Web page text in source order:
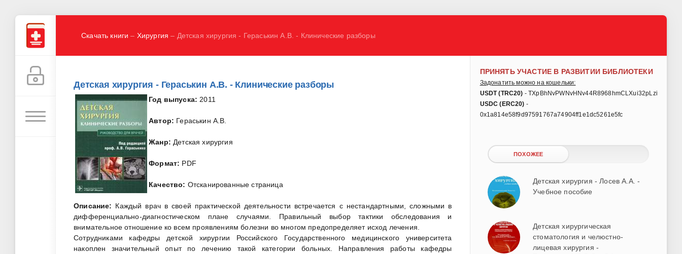
Скачать книги – Хирургия – Детская хирургия - Гераськин А.В. - Клинические разборы
Детская хирургия - Гераськин А.В. - Клинические разборы
Год выпуска: 2011
Автор: Гераськин А.В.
Жанр: Детская хирургия
Формат: PDF
Качество: Отсканированные страница
Описание: Каждый врач в своей практической деятельности встречается с нестандартными, сложными в
дифференциально-диагностическом плане случаями. Правильный выбор тактики обследования и
внимательное отношение ко всем проявлениям болезни во многом предопределяет исход лечения.
Сотрудниками кафедры детской хирургии Российского Государственного медицинского университета
накоплен значительный опыт по лечению такой категории больных. Направления работы кафедры
ПРИНЯТЬ УЧАСТИЕ В РАЗВИТИИ БИБЛИОТЕКИ
Задонатить можно на кошельки:
USDT (TRC20) - TXpBhNvPWNvHNv44R8968hmCLXui32pLzi
USDC (ERC20) -
0x1a814e58f9d97591767a74904ff1e1dc5261e5fc
ПОХОЖЕЕ
Детская хирургия - Лосев А.А. -
Учебное пособие
Детская хирургическая
стоматология и челюстно-
лицевая хирургия -